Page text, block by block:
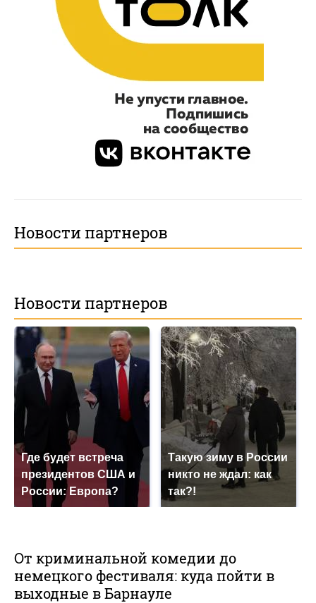
Новости партнеров
Новости партнеров
Где будет встреча
президентов США и
России: Европа?
Такую зиму в России
никто не ждал: как
так?!
От криминальной комедии до
немецкого фестиваля: куда пойти в
выходные в Барнауле